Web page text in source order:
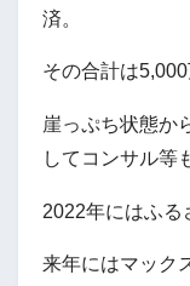
済。
その合計は
崖っぷち状態か
してコンサル等
2022年にはふる
来年にはマック